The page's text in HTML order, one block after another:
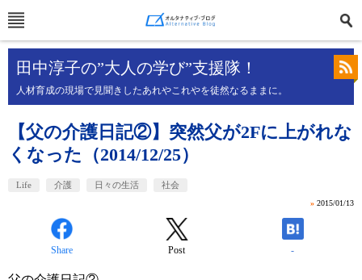
田中淳子の”大人の学び”支援隊！
人材育成の現場で見聞きしたあれやこれやを徒然なるままに。
【父の介護日記②】突然父が2Fに上がれな
くなった（2014/12/25）
Life 介護 日々の生活 社会
» 2015/01/13
Share Post -